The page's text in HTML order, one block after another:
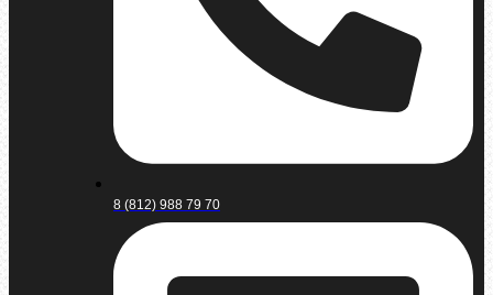
8 (812) 988 79 70